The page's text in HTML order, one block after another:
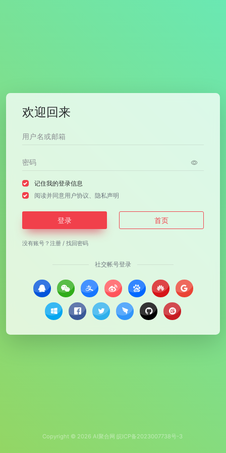
欢迎回来
记住我的登录信息
阅读并同意用户协议、 隐私声明
登录 首页
没有账号？ 注册 / 找回密码
社交帐号登录
Copyright © 2026 AI聚合网 皖ICP备2023007738号-3